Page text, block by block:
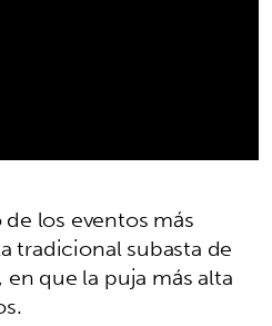
los eventos más
tradicional subasta de
que la puja más alta